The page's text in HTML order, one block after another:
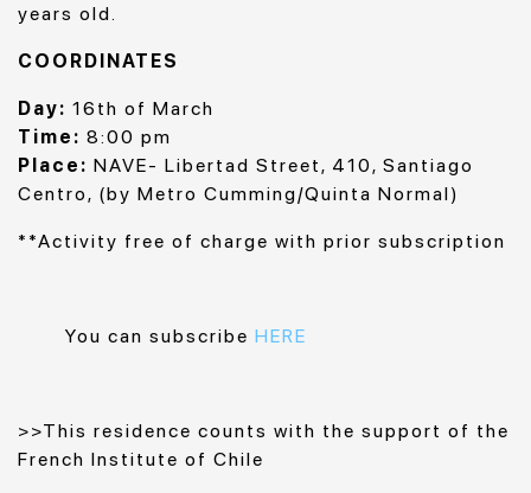
years old.
COORDINATES
Day: 16th of March
Time: 8:00 pm
Place: NAVE- Libertad Street, 410, Santiago
Centro, (by Metro Cumming/Quinta Normal)
**Activity free of charge with prior subscription
You can subscribe HERE
>>This residence counts with the support of the
French Institute of Chile